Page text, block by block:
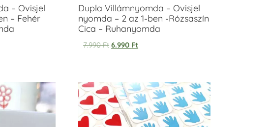
– Ovisjel
– Fehér
Dupla Villámnyomda – Ovisjel
nyomda – 2 az 1-ben -Rózsaszín
Cica – Ruhanyomda
7.990Ft 6.990 Ft